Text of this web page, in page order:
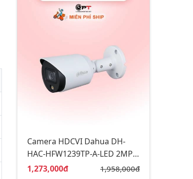
Camera HDCVI Dahua DH-
HAC-HFW1239TP-A-LED 2MP -
có thu âm, đèn trợ sáng
Giá bán:
1,273,000đ Giá gốc:
1,958,000đ